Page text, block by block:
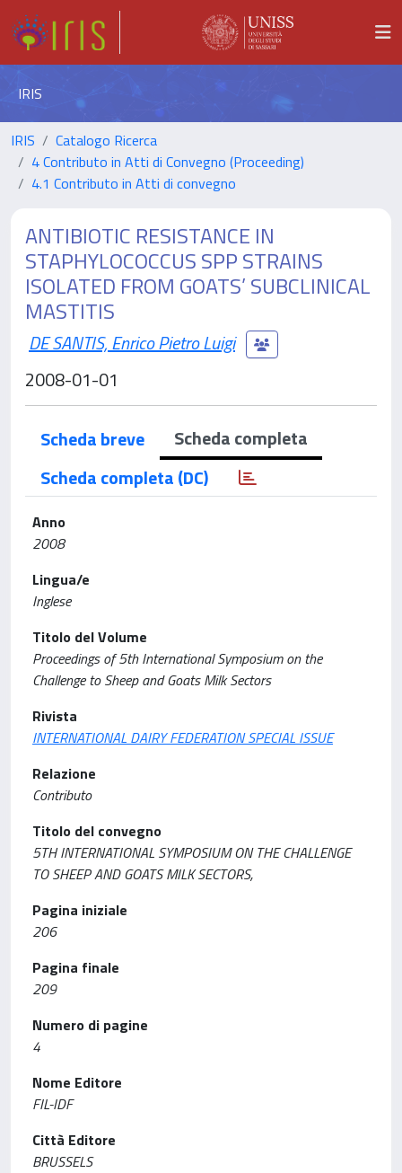
IRIS
IRIS
Catalogo Ricerca
4 Contributo in Atti di Convegno (Proceeding)
4.1 Contributo in Atti di convegno
ANTIBIOTIC RESISTANCE IN
STAPHYLOCOCCUS SPP STRAINS
ISOLATED FROM GOATS’ SUBCLINICAL
MASTITIS
DE SANTIS, Enrico Pietro Luigi
2008-01-01
Scheda breve
Scheda completa
Scheda completa (DC)
Anno
2008
Lingua/e
Inglese
Titolo del Volume
Proceedings of 5th International Symposium on the
Challenge to Sheep and Goats Milk Sectors
Rivista
INTERNATIONAL DAIRY FEDERATION SPECIAL ISSUE
Relazione
Contributo
Titolo del convegno
5TH INTERNATIONAL SYMPOSIUM ON THE CHALLENGE
TO SHEEP AND GOATS MILK SECTORS,
Pagina iniziale
206
Pagina finale
209
Numero di pagine
4
Nome Editore
FIL-IDF
Città Editore
BRUSSELS